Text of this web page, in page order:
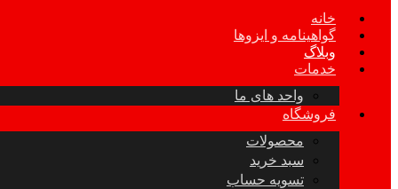
خانه
گواهینامه و ایزوها
وبلاگ
خدمات
واحد های ما
فروشگاه
محصولات
سبد خرید
تسویه حساب